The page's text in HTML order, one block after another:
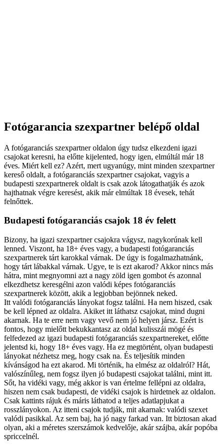
Fotógarancia szexpartner belépő oldal
A fotógaranciás szexpartner oldalon úgy tudsz elkezdeni igazi
csajokat keresni, ha előtte kijelented, hogy igen, elmúltál már 18
éves. Miért kell ez? Azért, mert ugyanúgy, mint minden szexpartner
kereső oldalt, a fotógaranciás szexpartner csajokat, vagyis a
budapesti szexpartnerek oldalt is csak azok látogathatják és azok
hajthatnak végre keresést, akik már elmúltak 18 évesek, tehát
felnőttek.
Budapesti fotógaranciás csajok 18 év felett
Bizony, ha igazi szexpartner csajokra vágysz, nagykorúnak kell
lenned. Viszont, ha 18+ éves vagy, a budapesti fotógaranciás
szexpartnerek tárt karokkal várnak. De úgy is fogalmazhatnánk,
hogy tárt lábakkal várnak. Ugye, te is ezt akarod? Akkor nincs más
hátra, mint megnyomni azt a nagy zöld igen gombot és azonnal
elkezdhetsz keresgélni azon valódi képes fotógaranciás
szexpartnerek között, akik a legjobban bejönnek neked.
Itt valódi fotógaranciás lányokat fogsz találni. Ha nem hiszed, csak
be kell lépned az oldalra. Akiket itt láthatsz csajokat, mind dugni
akarnak. Ha te erre nem vagy vevő nem jó helyen jársz. Ezért is
fontos, hogy mielőtt bekukkantasz az oldal kulisszái mögé és
felfedezed az igazi budapesti fotógaranciás szexpartnereket, előtte
jelentsd ki, hogy 18+ éves vagy. Ha ez megtörtént, olyan budapesti
lányokat nézhetsz meg, hogy csak na. És teljesítik minden
kívánságod ha ezt akarod. Mi történik, ha elmész az oldalról? Hát,
valószínűleg, nem fogsz ilyen jó budapesti csajokat találni, mint itt.
Sőt, ha vidéki vagy, még akkor is van értelme fellépni az oldalra,
hiszen nem csak budapesti, de vidéki csajok is hirdetnek az oldalon.
Csak kattints rájuk és máris láthatod a teljes adatlapjukat a
rosszlányokon. Az itteni csajok tudják, mit akarnak: valódi szexet
valódi pasikkal. Az sem baj, ha jó nagy farkad van. Itt biztosan akad
olyan, aki a méretes szerszámok kedvelője, akár szájba, akár popóba
spriccelnél.